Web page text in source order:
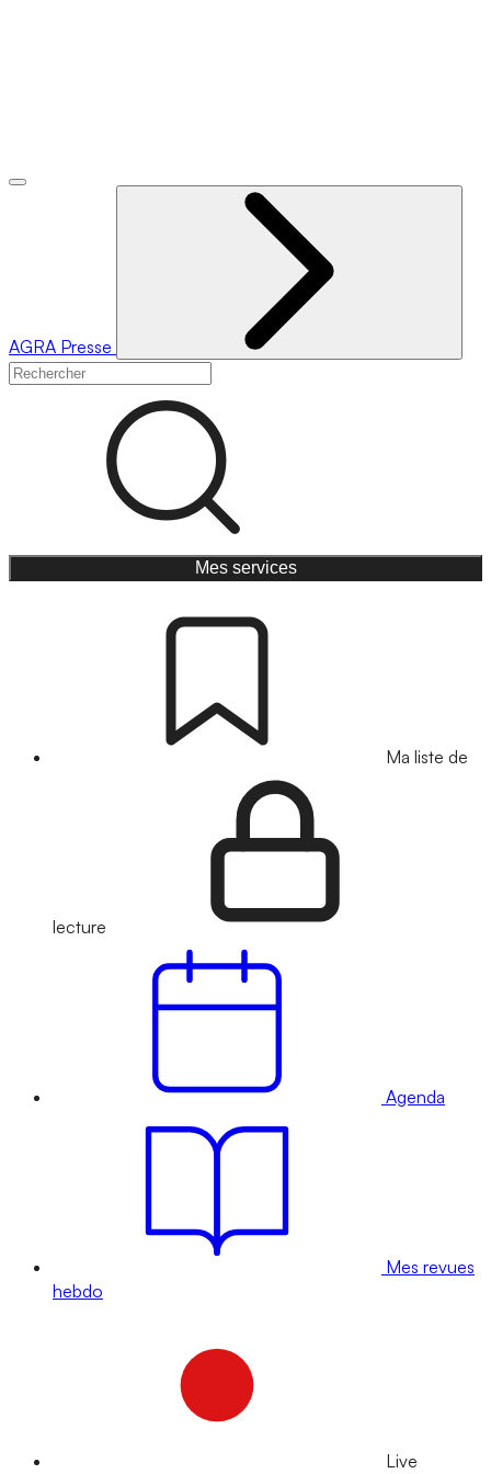
AGRA Presse
Mes services
Ma liste de
lecture
Agenda
Mes revues
hebdo
Live